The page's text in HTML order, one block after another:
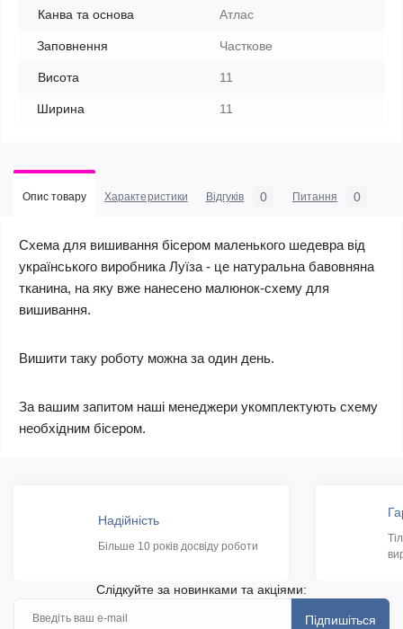
Канва та основа Атлас
Заповнення Часткове
Висота 11
Ширина 11
Опис товару Характеристики Відгуків 0 Питання 0
Схема для вишивання бісером маленького шедевра від
українського виробника Луїза - це натуральна бавовняна
тканина, на яку вже нанесено малюнок-схему для
вишивання.
Вишити таку роботу можна за один день.
За вашим запитом наші менеджери укомплектують схему
необхідним бісером.
Надійність
Більше 10 років досвіду роботи
Слідкуйте за новинками та акціями:
Підпишіться